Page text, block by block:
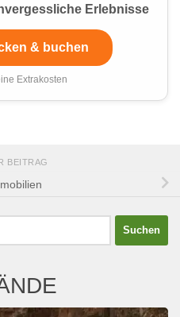
Erlebnisse
& buchen
Extrakosten
BEITRAG